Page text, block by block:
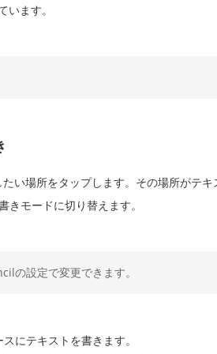
ます。
い場所をタップします。その場所がテキ
モードに切り替えます。
の設定で変更できます。
にテキストを書きます。